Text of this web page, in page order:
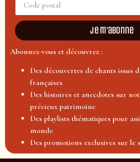
Je m'abonne
Abonnez-vous et découvrez :
Des découvertes de chants issus
françaises
Des histoires et anecdotes sur
précieux patrimoine
Des playlists thématiques pour
monde
Des promotions exclusives sur le